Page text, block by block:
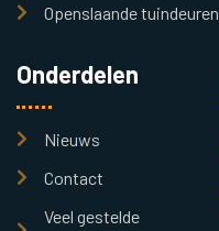
Openslaande tuindeuren
Onderdelen
Nieuws
Contact
Veel gestelde